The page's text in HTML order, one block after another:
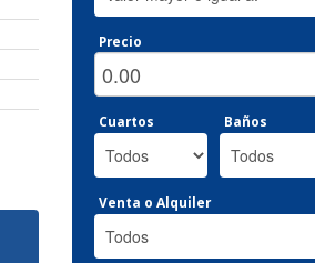
Precio
Cuartos Baños
Venta o Alquiler